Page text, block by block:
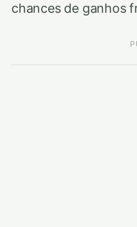
chances de ganhos